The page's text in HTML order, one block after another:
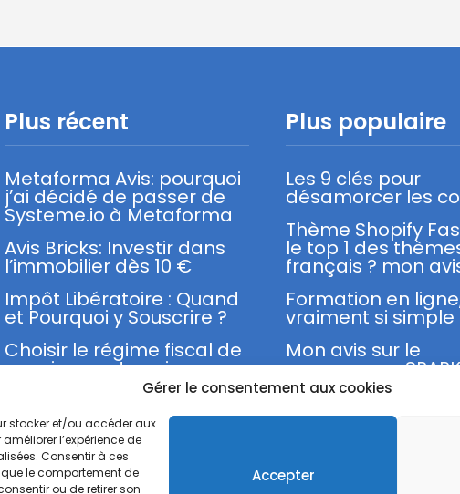
Gérer le consentement aux cookies
stocker et/ou accéder aux
l’expérience de
Consentir à ces
le comportement de
ou de retirer son
Accepter
Plus récent
Metaforma Avis: pourquoi
j’ai décidé de passer de
Systeme.io à Metaforma
Avis Bricks: Investir dans
l’immobilier dès 10 €
Impôt Libératoire : Quand
et Pourquoi y Souscrire ?
Choisir le régime fiscal de
sa micro-entreprise
Plus populaire
Les 9 clés pour
désamorcer les
Thème Shopify
le top 1 des
français ? mon
Formation en
vraiment si simple
Mon avis sur le
programme
Franck Nicolas
Mentions légales Politique de confidentialité